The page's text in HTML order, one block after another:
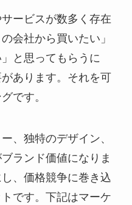
ービスが数多く存在
会社から買いたい」
と思ってもらうに
あります。それを可
です。
、独特のデザイン、
ランド価値になりま
、価格競争に巻き込
です。下記はマーケ